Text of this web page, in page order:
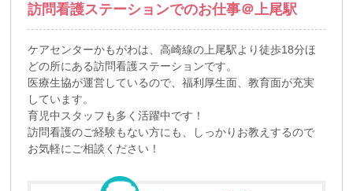
訪問看護ステーションでのお仕事＠上尾駅
ケアセンターかもがわは、高崎線の上尾駅より徒歩18分ほ
どの所にある訪問看護ステーションです。
医療生協が運営しているので、福利厚生面、教育面が充実
しています。
育児中スタッフも多く活躍中です！
訪問看護のご経験もない方にも、しっかりお教えするので
お気軽にご相談ください！